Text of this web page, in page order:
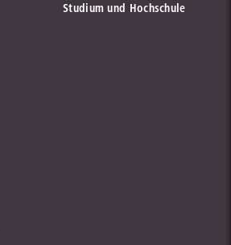
Studium und Hochschule